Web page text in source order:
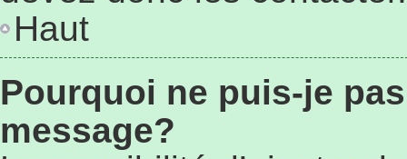
Haut
Pourquoi ne puis-je
message?